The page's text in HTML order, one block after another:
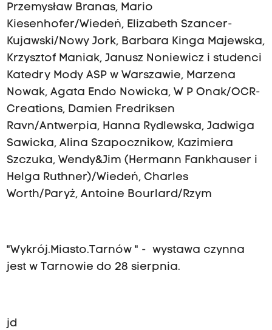
Przemysław Branas, Mario
Kiesenhofer/Wiedeń, Elizabeth Szancer-
Kujawski/Nowy Jork, Barbara Kinga Majewska,
Krzysztof Maniak, Janusz Noniewicz i studenci
Katedry Mody ASP w Warszawie, Marzena
Nowak, Agata Endo Nowicka, W P Onak/OCR-
Creations, Damien Fredriksen
Ravn/Antwerpia, Hanna Rydlewska, Jadwiga
Sawicka, Alina Szapocznikow, Kazimiera
Szczuka, Wendy&Jim (Hermann Fankhauser i
Helga Ruthner)/Wiedeń, Charles
Worth/Paryż, Antoine Bourlard/Rzym
"Wykrój.Miasto.Tarnów " - wystawa czynna
jest w Tarnowie do 28 sierpnia.
jd